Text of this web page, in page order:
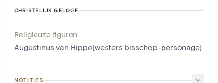
CHRISTELIJK GELOOF
Religieuze figuren
Augustinus van Hippo[westers bisschop-personage]
NOTITIES